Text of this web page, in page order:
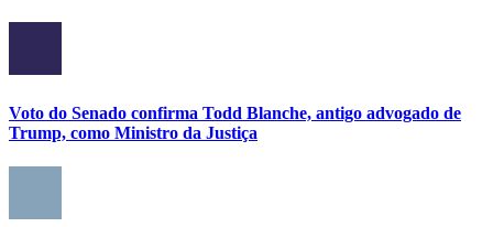
Voto do Senado confirma Todd Blanche, antigo advogado de
Trump, como Ministro da Justiça